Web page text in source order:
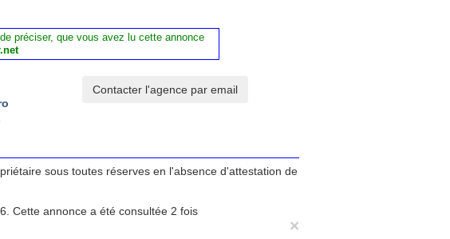
préciser, que vous avez lu cette annonce
sous toutes réserves en l'absence d'attestation de
Cette annonce a été consultée 2 fois
×